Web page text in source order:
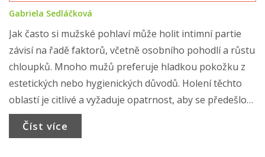
Gabriela Sedláčková
Jak často si mužské pohlaví může holit intimní partie
závisí na řadě faktorů, včetně osobního pohodlí a růstu
chloupků. Mnoho mužů preferuje hladkou pokožku z
estetických nebo hygienických důvodů. Holení těchto
oblastí je citlivé a vyžaduje opatrnost, aby se předešlo
podráždění nebo poranění. Správná technika a péče po
holení mohou výrazně ovlivnit výsledek.
Číst více